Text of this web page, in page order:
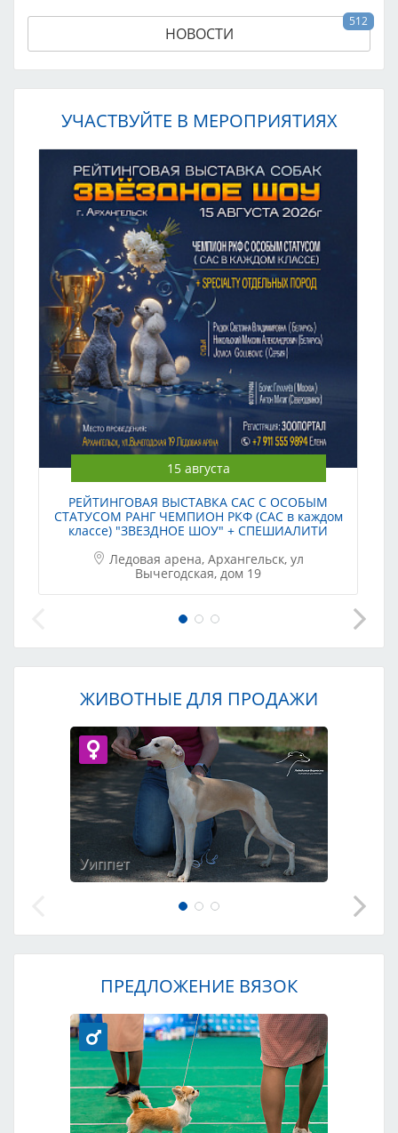
512
НОВОСТИ
УЧАСТВУЙТЕ В МЕРОПРИЯТИЯХ
15 августа
РЕЙТИНГОВАЯ ВЫСТАВКА САС С ОСОБЫМ
СТАТУСОМ РАНГ ЧЕМПИОН РКФ (САС в каждом
классе) "ЗВЕЗДНОЕ ШОУ" + СПЕШИАЛИТИ
Ледовая арена, Архангельск, ул
Вычегодская, дом 19
ЖИВОТНЫЕ ДЛЯ ПРОДАЖИ
Уиппет
ПРЕДЛОЖЕНИЕ ВЯЗОК